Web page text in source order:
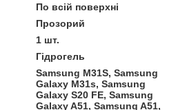
По всій поверхні
Прозорий
1 шт.
Гідрогель
Samsung M31S, Samsung
Galaxy M31s, Samsung
Galaxy S20 FE, Samsung
Galaxy A51, Samsung A51,